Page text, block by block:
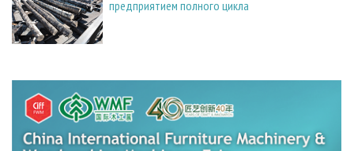
предприятием полного цикла